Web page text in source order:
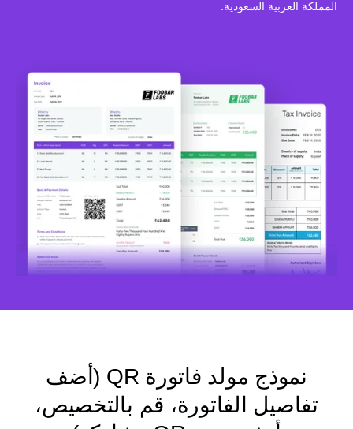
المملكة العربية السعودية.
نموذج مولد فاتورة QR (أضف
تفاصيل الفاتورة، قم بالتخصيص،